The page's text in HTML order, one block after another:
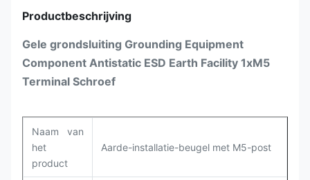
Productbeschrijving
Gele grondsluiting Grounding Equipment
Component Antistatic ESD Earth Facility 1xM5
Terminal Schroef
Naam van
het
product
Aarde-installatie-beugel met M5-post